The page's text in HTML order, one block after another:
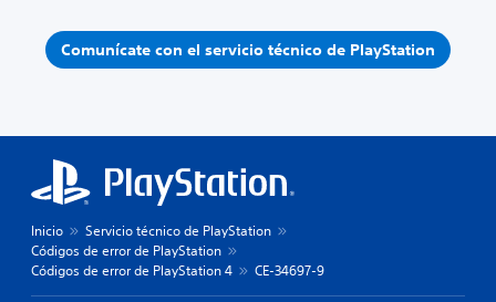
Comunícate con el servicio técnico de PlayStation
Inicio
Servicio técnico de PlayStation
Códigos de error de PlayStation
Códigos de error de PlayStation 4
CE-34697-9